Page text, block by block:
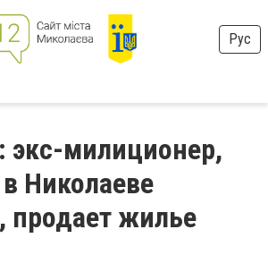
Рус
экс-милиционер,
Николаеве
продает жилье